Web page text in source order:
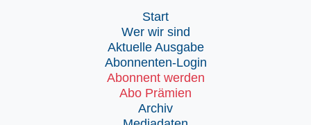
Start
Wer wir sind
Aktuelle Ausgabe
Abonnenten-Login
Abonnent werden
Abo Prämien
Archiv